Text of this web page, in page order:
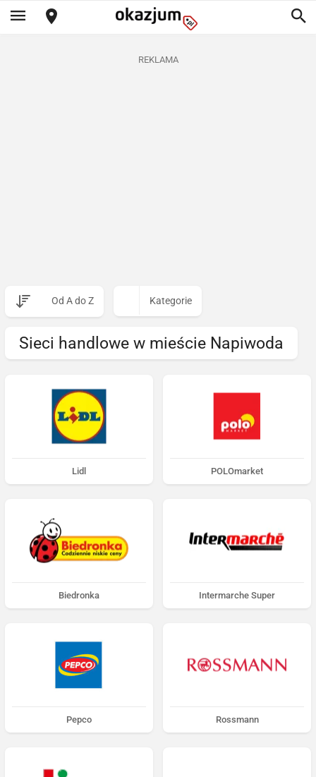
REKLAMA
Od A do Z Kategorie
Sieci handlowe w mieście Napiwoda
Lidl POLOmarket
Biedronka Intermarche Super
Pepco Rossmann